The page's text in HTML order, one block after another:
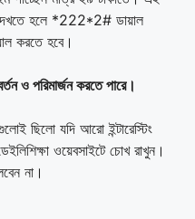
দেখতে হলে *222*2# ডায়াল
করতে হবে।
ও পরিমার্জন করতে পারে।
ছিলো যদি আরো ইন্টারেস্টিং
ওয়েবসাইটে চোখ রাখুন।
না।